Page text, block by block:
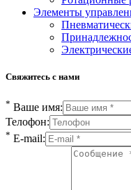
Элементы
Свяжитесь с нами
* Ваше имя:
Телофон:
* E-mail: